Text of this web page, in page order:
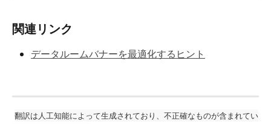
関連リンク
データルームバナーを最適化するヒント
翻訳は人工知能によって生成されており、不正確なものが含まれてい